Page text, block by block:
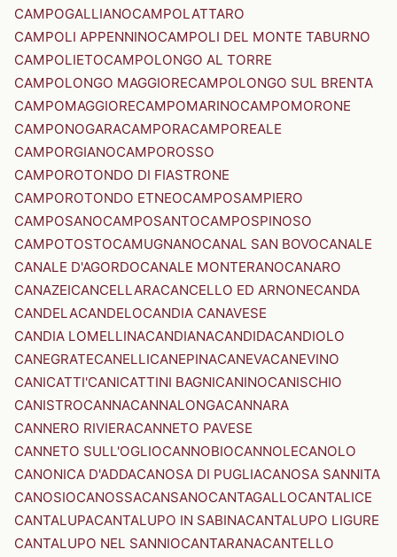
CAMPOGALLIANOCAMPOLATTARO
CAMPOLI APPENNINOCAMPOLI DEL MONTE TABURNO
CAMPOLIETOCAMPOLONGO AL TORRE
CAMPOLONGO MAGGIORECAMPOLONGO SUL BRENTA
CAMPOMAGGIORECAMPOMARINOCAMPOMORONE
CAMPONOGARACAMPORACAMPOREALE
CAMPORGIANOCAMPOROSSO
CAMPOROTONDO DI FIASTRONE
CAMPOROTONDO ETNEOCAMPOSAMPIERO
CAMPOSANOCAMPOSANTOCAMPOSPINOSO
CAMPOTOSTOCAMUGNANOCANAL SAN BOVOCANALE
CANALE D'AGORDOCANALE MONTERANOCANARO
CANAZEICANCELLARACANCELLO ED ARNONECANDA
CANDELACANDELOCANDIA CANAVESE
CANDIA LOMELLINACANDIANACANDIDACANDIOLO
CANEGRATECANELLICANEPINACANEVACANEVINO
CANICATTI'CANICATTINI BAGNICANINOCANISCHIO
CANISTROCANNACANNALONGACANNARA
CANNERO RIVIERACANNETO PAVESE
CANNETO SULL'OGLIOCANNOBIOCANNOLECANOLO
CANONICA D'ADDACANOSA DI PUGLIACANOSA SANNITA
CANOSIOCANOSSACANSANOCANTAGALLOCANTALICE
CANTALUPACANTALUPO IN SABINACANTALUPO LIGURE
CANTALUPO NEL SANNIOCANTARANACANTELLO